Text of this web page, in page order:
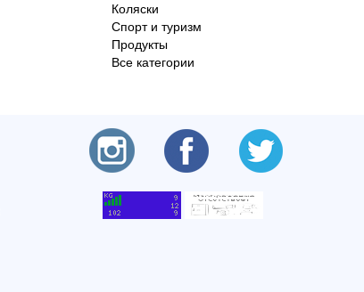
Коляски
Спорт и туризм
Продукты
Все категории